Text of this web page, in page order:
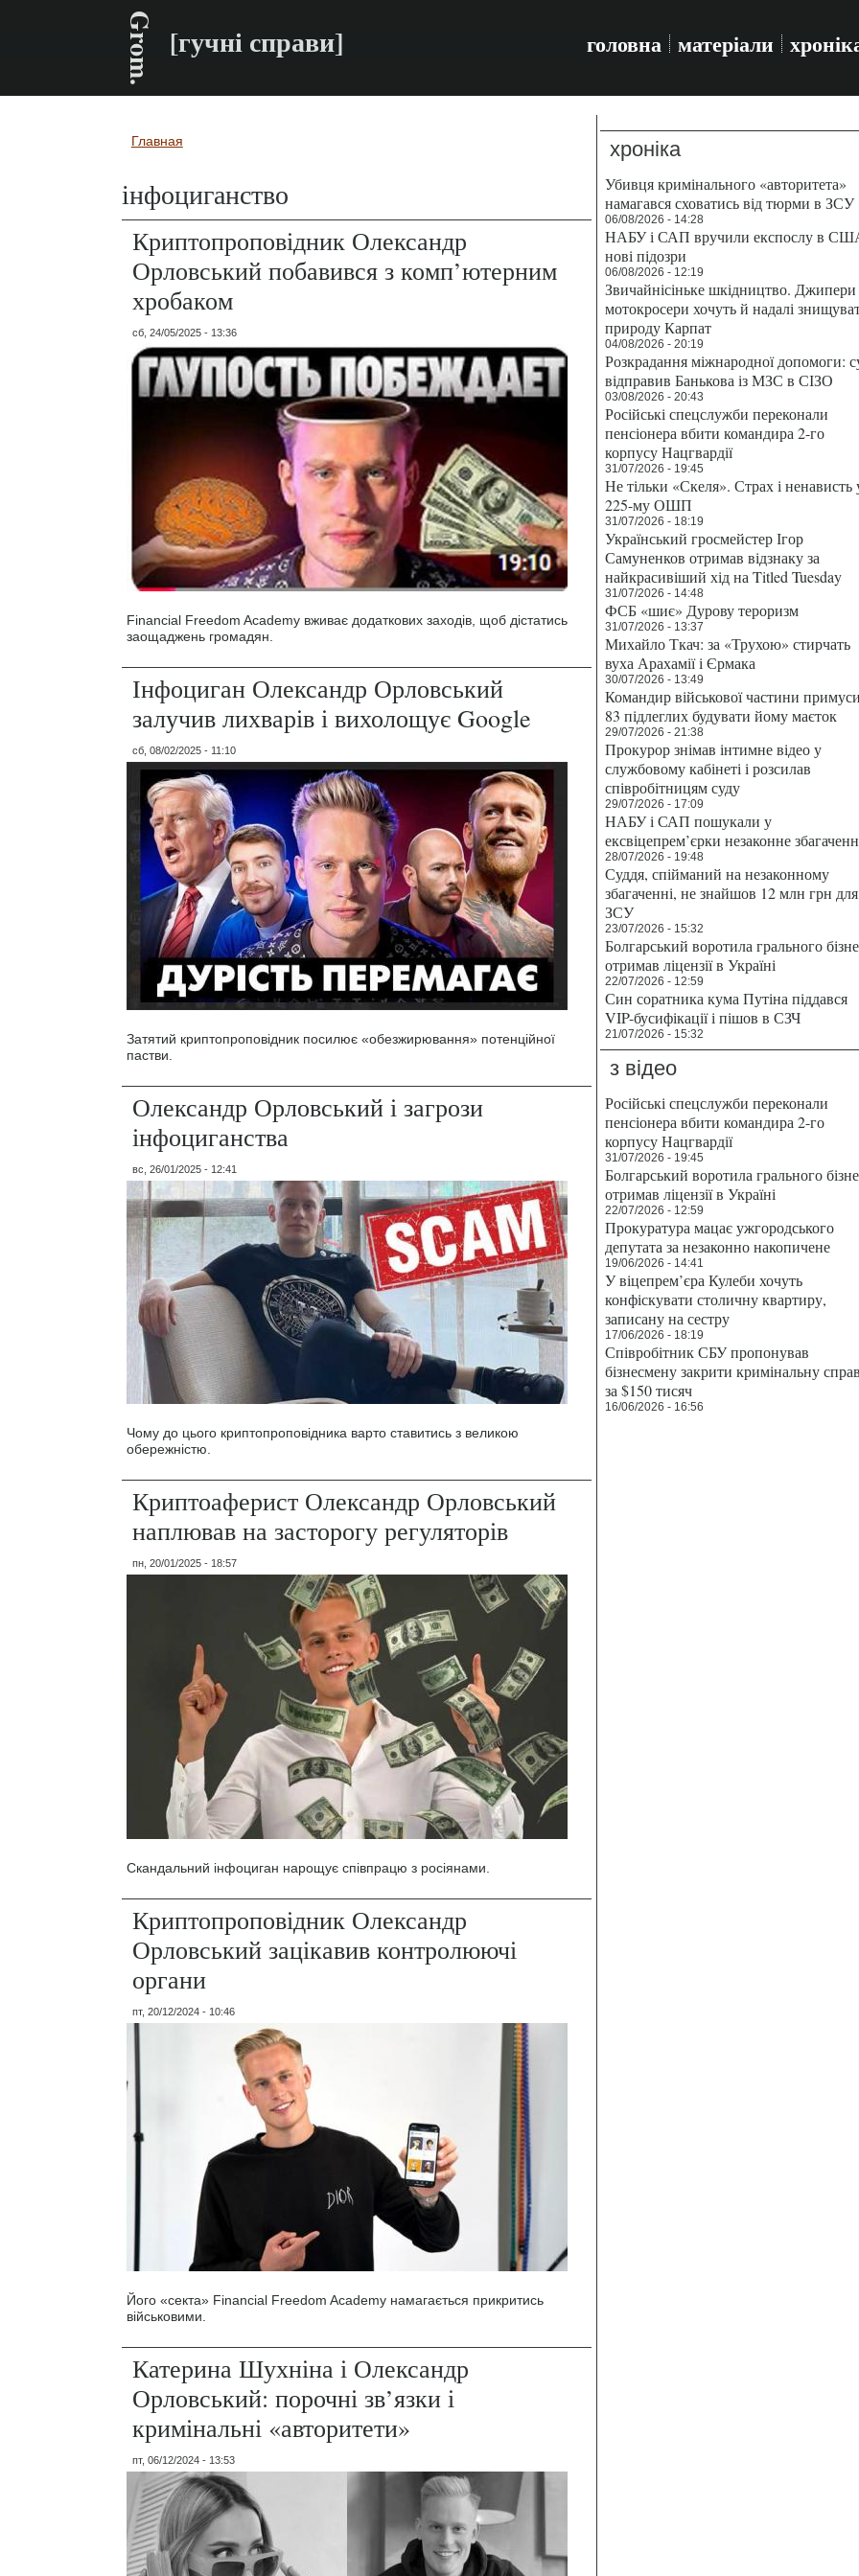
Grom. [гучні справи] головна матеріали
Вы здесь
Главная
інфоциганство
Криптопроповідник Олександр
Орловський побавився з комп’ютерним
хробаком
сб, 24/05/2025 - 13:36
Financial Freedom Academy вживає додаткових заходів, щоб дістатись
заощаджень громадян.
Інфоциган Олександр Орловський
залучив лихварів і вихолощує Google
сб, 08/02/2025 - 11:10
Затятий криптопроповідник посилює «обезжирювання» потенційної
пастви.
Олександр Орловський і загрози
інфоциганства
вс, 26/01/2025 - 12:41
Чому до цього криптопроповідника варто ставитись з великою
обережністю.
Криптоаферист Олександр Орловський
наплював на засторогу регуляторів
пн, 20/01/2025 - 18:57
Скандальний інфоциган нарощує співпрацю з росіянами.
Криптопроповідник Олександр
Орловський зацікавив контролюючі
органи
пт, 20/12/2024 - 10:46
Його «секта» Financial Freedom Academy намагається прикритись
військовими.
Катерина Шухніна і Олександр
Орловський: порочні зв’язки і
кримінальні «авторитети»
пт, 06/12/2024 - 13:53
хроніка
Убивця кримінального «авторитета»
намагався сховатись від тюрми в ЗСУ
06/08/2026 - 14:28
НАБУ і САП вручили експослу в
нові підозри
06/08/2026 - 12:19
Звичайнісіньке шкідництво. Джипери
мотокросери хочуть й надалі
природу Карпат
04/08/2026 - 20:19
Розкрадання міжнародної допомоги:
відправив Банькова із МЗС в СІЗО
03/08/2026 - 20:43
Російські спецслужби переконали
пенсіонера вбити командира 2-го
корпусу Нацгвардії
31/07/2026 - 19:45
Не тільки «Скеля». Страх і ненависть
225-му ОШП
31/07/2026 - 18:19
Український гросмейстер Ігор
Самуненков отримав відзнаку за
найкрасивіший хід на Titled Tuesday
31/07/2026 - 14:48
ФСБ «шиє» Дурову тероризм
31/07/2026 - 13:37
Михайло Ткач: за «Трухою» стирчать
вуха Арахамії і Єрмака
30/07/2026 - 13:49
Командир військової частини
83 підлеглих будувати йому маєток
29/07/2026 - 21:38
Прокурор знімав інтимне відео у
службовому кабінеті і розсилав
співробітницям суду
29/07/2026 - 17:09
НАБУ і САП пошукали у
ексвіцепрем’єрки незаконне
28/07/2026 - 19:48
Суддя, спійманий на незаконному
збагаченні, не знайшов 12 млн грн для
ЗСУ
23/07/2026 - 15:32
Болгарський воротила грального
отримав ліцензії в Україні
22/07/2026 - 12:59
Син соратника кума Путіна піддався
VIP-бусифікації і пішов в СЗЧ
21/07/2026 - 15:32
з відео
Російські спецслужби переконали
пенсіонера вбити командира 2-го
корпусу Нацгвардії
31/07/2026 - 19:45
Болгарський воротила грального
отримав ліцензії в Україні
22/07/2026 - 12:59
Прокуратура мацає ужгородського
депутата за незаконно накопичене
19/06/2026 - 14:41
У віцепрем’єра Кулеби хочуть
конфіскувати столичну квартиру,
записану на сестру
17/06/2026 - 18:19
Співробітник СБУ пропонував
бізнесмену закрити кримінальну
за $150 тисяч
16/06/2026 - 16:56